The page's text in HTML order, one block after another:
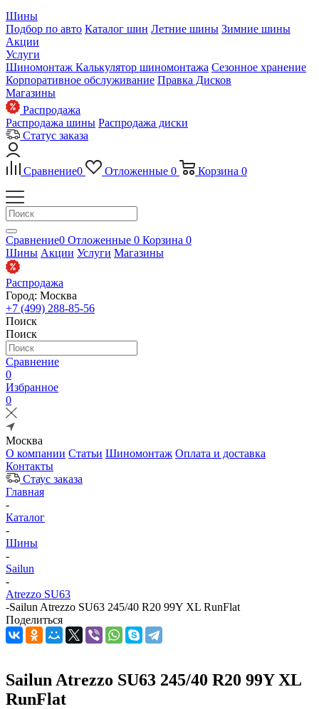
Шины
Подбор по авто Каталог шин Летние шины Зимние шины
Акции
Услуги
Шиномонтаж Калькулятор шиномонтажа Сезонное хранение
Корпоративное обслуживание Правка Дисков
Магазины
Распродажа
Распродажа шины Распродажа диски
Статус заказа
Сравнение0 Отложенные 0 Корзина 0
Сравнение0 Отложенные 0 Корзина 0
Шины Акции Услуги Магазины
Распродажа
Город: Москва
+7 (499) 288-85-56
Поиск
Поиск
Сравнение
0
Избранное
0
Москва
О компании Статьи Шиномонтаж Оплата и доставка
Контакты
Стаус заказа
Главная
-
Каталог
-
Шины
-
Sailun
-
Atrezzo SU63
-Sailun Atrezzo SU63 245/40 R20 99Y XL RunFlat
Поделиться
Sailun Atrezzo SU63 245/40 R20 99Y XL
RunFlat